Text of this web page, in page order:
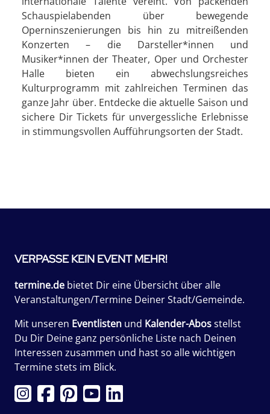
Schauspielabenden über bewegende
Operninszenierungen bis hin zu mitreißenden
Konzerten – die Darsteller*innen und
Musiker*innen der Theater, Oper und Orchester
Halle bieten ein abwechslungsreiches
Kulturprogramm mit zahlreichen Terminen das
ganze Jahr über. Entdecke die aktuelle Saison und
sichere Dir Tickets für unvergessliche Erlebnisse
in stimmungsvollen Aufführungsorten der Stadt.
VERPASSE KEIN EVENT MEHR!
termine.de bietet Dir eine Übersicht über alle
Veranstaltungen/Termine Deiner Stadt/Gemeinde.
Mit unseren Eventlisten und Kalender-Abosstellst
Du Dir Deine ganz persönliche Liste nach Deinen
Interessen zusammen und hast so alle wichtigen
Termine stets im Blick.